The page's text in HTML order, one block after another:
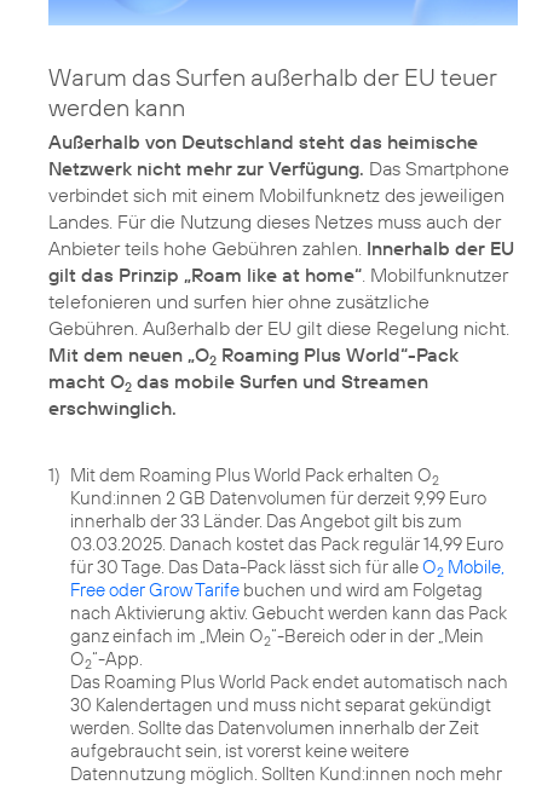
Warum das Surfen außerhalb der EU teuer
werden kann
Außerhalb von Deutschland steht das heimische
Netzwerk nicht mehr zur Verfügung. Das Smartphone
verbindet sich mit einem Mobilfunknetz des jeweiligen
Landes. Für die Nutzung dieses Netzes muss auch der
Anbieter teils hohe Gebühren zahlen. Innerhalb der EU
gilt das Prinzip „Roam like at home“ . Mobilfunknutzer
telefonieren und surfen hier ohne zusätzliche
Gebühren. Außerhalb der EU gilt diese Regelung nicht.
Mit dem neuen „O2 Roaming Plus World“-Pack
macht O2 das mobile Surfen und Streamen
erschwinglich.
1) Mit dem Roaming Plus World Pack erhalten O2
Kund:innen 2 GB Datenvolumen für derzeit 9,99 Euro
innerhalb der 33 Länder. Das Angebot gilt bis zum
03.03.2025. Danach kostet das Pack regulär 14,99 Euro
für 30 Tage. Das Data-Pack lässt sich für alleO2 Mobile,
Free oder Grow Tarife buchen und wird am Folgetag
nach Aktivierung aktiv. Gebucht werden kann das Pack
ganz einfach im „Mein O2“-Bereich oder in der „Mein
O2“-App.
Das Roaming Plus World Pack endet automatisch nach
30 Kalendertagen und muss nicht separat gekündigt
werden. Sollte das Datenvolumen innerhalb der Zeit
aufgebraucht sein, ist vorerst keine weitere
Datennutzung möglich. Sollten Kund:innen noch mehr